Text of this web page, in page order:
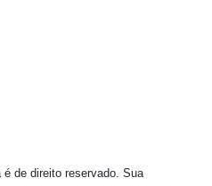
de direito reservado. Sua